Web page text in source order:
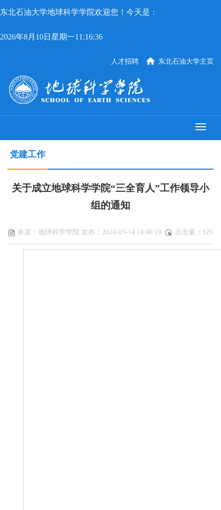
东北石油大学地球科学学院欢迎您！今天是：
2026年8月10日星期一11:16:36
东北石油大学主页
人才招聘
党建工作
关于成立地球科学学院“三全育人”工作领导小
组的通知
来源：地球科学学院 发布：2024-03-14 14:40:19 点击量： 125